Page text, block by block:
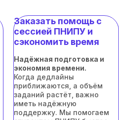
Заказать помощь с
сессией ПНИПУ и
сэкономить время
Надёжная подготовка и
экономия времени.
Когда дедлайны
приближаются, а объём
заданий растёт, важно
иметь надёжную
поддержку. Мы помогаем